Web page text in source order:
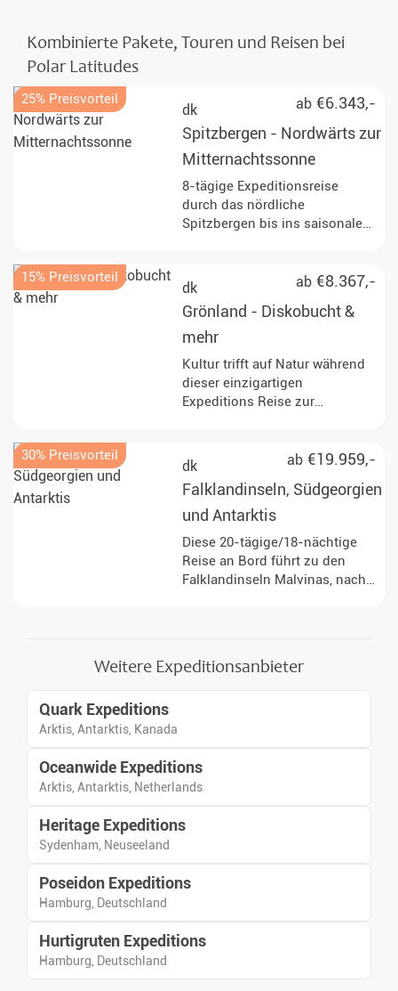
Kombinierte Pakete, Touren und Reisen bei
Polar Latitudes
25% Preisvorteil ab €6.343,-
dk
Spitzbergen - Nordwärts zur
Mitternachtssonne
8-tägige Expeditionsreise
durch das nördliche
Spitzbergen bis ins saisonale
und mit etwas Glück Eisbären
sowie Gletscher, Fjorde und
arktische Tundra. Start und
Ende in Longyearbyen.
15% Preisvorteil ab €8.367,-
dk
Grönland - Diskobucht &
mehr
Kultur trifft auf Natur während
dieser einzigartigen
Expeditions Reise zur
Landschaften ein und erleben
Sie den arktischen Sommer
hautnah!
30% Preisvorteil ab €19.959,-
dk
Falklandinseln, Südgeorgien
und Antarktis
Diese 20-tägige/18-nächtige
Reise an Bord führt zu den
Falklandinseln Malvinas, nach
Zwischen Anlandungen,
Eis und Ozean im Mittelpunkt.
Weitere Expeditionsanbieter
Quark Expeditions
Arktis, Antarktis, Kanada
Oceanwide Expeditions
Arktis, Antarktis, Netherlands
Heritage Expeditions
Sydenham, Neuseeland
Poseidon Expeditions
Hamburg, Deutschland
Hurtigruten Expeditions
Hamburg, Deutschland